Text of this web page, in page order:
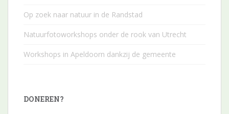
Op zoek naar natuur in de Randstad
Natuurfotoworkshops onder de rook van Utrecht
Workshops in Apeldoorn dankzij de gemeente
DONEREN?